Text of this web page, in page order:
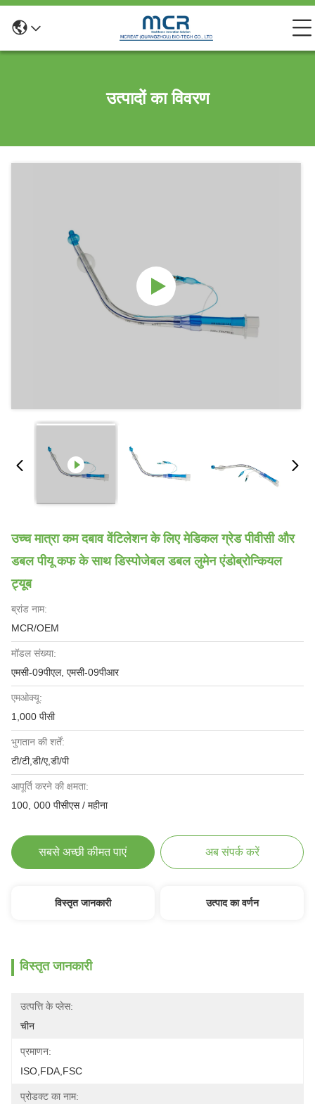
उत्पादों का विवरण
उच्च मात्रा कम दबाव वेंटिलेशन के लिए मेडिकल ग्रेड पीवीसी और
डबल पीयू कफ के साथ डिस्पोजेबल डबल लुमेन एंडोब्रोन्कियल
ट्यूब
ब्रांड नाम:
MCR/OEM
मॉडल संख्या:
एमसी-09पीएल, एमसी-09पीआर
एमओक्यू:
1,000 पीसी
भुगतान की शर्तें:
टी/टी,डी/ए,डी/पी
आपूर्ति करने की क्षमता:
100, 000 पीसीएस / महीना
सबसे अच्छी कीमत पाएं अब संपर्क करें
विस्तृत जानकारी उत्पाद का वर्णन
विस्तृत जानकारी
उत्पत्ति के प्लेस:
चीन
प्रमाणन:
ISO,FDA,FSC
प्रोडक्ट का नाम: